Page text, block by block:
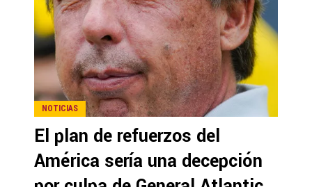
NOTICIAS
El plan de refuerzos del
América sería una decepción